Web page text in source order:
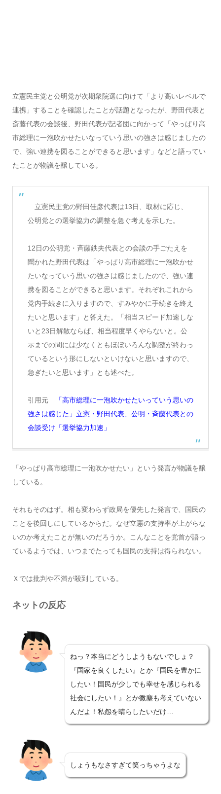
立憲民主党と公明党が次期衆院選に向けて「より高いレベルで
連携」することを確認したことが話題となったが、野田代表と
斎藤代表の会談後、野田代表が記者団に向かって「やっぱり高
市総理に一泡吹かせたいなっていう思いの強さは感じましたの
で、強い連携を図ることができると思います」などと語ってい
たことが物議を醸している。
立憲民主党の野田佳彦代表は13日、取材に応じ、
公明党との選挙協力の調整を急ぐ考えを示した。
12日の公明党・斉藤鉄夫代表との会談の手ごたえを
聞かれた野田代表は「やっぱり高市総理に一泡吹かせ
たいなっていう思いの強さは感じましたので、強い連
携を図ることができると思います。それぞれこれから
党内手続きに入りますので、すみやかに手続きを終え
たいと思います」と答えた。「相当スピード加速しな
いと23日解散ならば、相当程度早くやらないと。公
示までの間には少なくともほぼいろんな調整が終わっ
ているという形にしないといけないと思いますので、
急ぎたいと思います」とも述べた。
引用元
「高市総理に一泡吹かせたいっていう思いの
強さは感じた」立憲・野田代表、公明・斉藤代表との
会談受け「選挙協力加速」
「やっぱり高市総理に一泡吹かせたい」という発言が物議を醸
している。
それもそのはず。相も変わらず政局を優先した発言で、国民の
ことを後回しにしているからだ。なぜ立憲の支持率が上がらな
いのか考えたことが無いのだろうか。こんなことを党首が語っ
ているようでは、いつまでたっても国民の支持は得られない。
Ｘでは批判や不満が殺到している。
ネットの反応
ねっ？本当にどうしようもないでしょ？
『国家を良くしたい』とか『国民を豊かに
したい！国民が少しでも幸せを感じられる
社会にしたい！』とか微塵も考えていない
んだよ！私怨を晴らしたいだけ…
しょうもなさすぎて笑っちゃうよな